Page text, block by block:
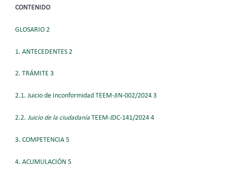
CONTENIDO
GLOSARIO 2
1. ANTECEDENTES 2
2. TRÁMITE 3
2.1. Juicio de Inconformidad TEEM-JIN-002/2024 3
2.2. Juicio de la ciudadanía TEEM-JDC-141/2024 4
3. COMPETENCIA 5
4. ACUMULACIÓN 5